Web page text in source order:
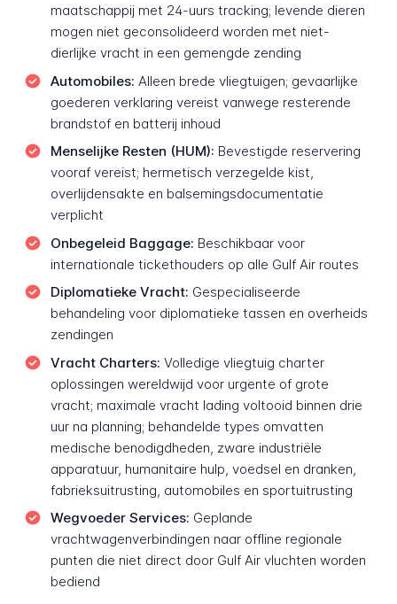
maatschappij met 24-uurs tracking; levende dieren
mogen niet geconsolideerd worden met niet-
dierlijke vracht in een gemengde zending
Automobiles: Alleen brede vliegtuigen; gevaarlijke
goederen verklaring vereist vanwege resterende
brandstof en batterij inhoud
Menselijke Resten (HUM): Bevestigde reservering
vooraf vereist; hermetisch verzegelde kist,
overlijdensakte en balsemingsdocumentatie
verplicht
Onbegeleid Baggage: Beschikbaar voor
internationale tickethouders op alle Gulf Air routes
Diplomatieke Vracht: Gespecialiseerde
behandeling voor diplomatieke tassen en overheids
zendingen
Vracht Charters: Volledige vliegtuig charter
oplossingen wereldwijd voor urgente of grote
vracht; maximale vracht lading voltooid binnen drie
uur na planning; behandelde types omvatten
medische benodigdheden, zware industriële
apparatuur, humanitaire hulp, voedsel en dranken,
fabrieksuitrusting, automobiles en sportuitrusting
Wegvoeder Services: Geplande
vrachtwagenverbindingen naar offline regionale
punten die niet direct door Gulf Air vluchten worden
bediend